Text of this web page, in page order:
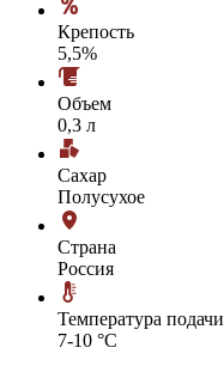
Крепость
5,5%
Объем
0,3 л
Сахар
Полусухое
Страна
Россия
Температура подачи
7-10 °С